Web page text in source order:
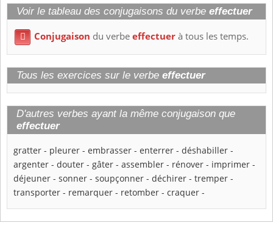
Voir le tableau des conjugaisons du verbe effectuer
 Conjugaison du verbeeffectuerà tous les temps.
Tous les exercices sur le verbe effectuer
D'autres verbes ayant la même conjugaison que
effectuer
gratter - pleurer - embrasser - enterrer - déshabiller -
argenter - douter - gâter - assembler - rénover - imprimer -
déjeuner - sonner - soupçonner - déchirer - tremper -
transporter - remarquer - retomber - craquer -